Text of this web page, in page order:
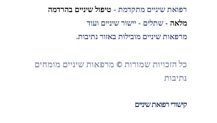
רפואת שיניים מתקדמת - טיפול שיניים בהרדמה
מלאה - שתלים - יישור שיניים ועוד
מרפאות שיניים מובילות באזור נתיבות.
כל הזכויות שמורות © מרפאות שיניים מומחים
נתיבות
קישורי רפואת שיניים